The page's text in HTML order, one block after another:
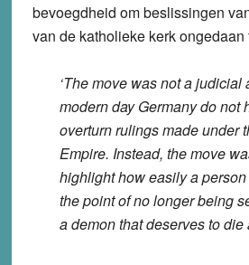
bevoegdheid om beslissingen
van de katholieke kerk ongedaan
‘The move was not a
modern day Germany do not
overturn rulings made under
Empire. Instead, the move
highlight how easily a
the point of no longer being
a demon that deserves to die